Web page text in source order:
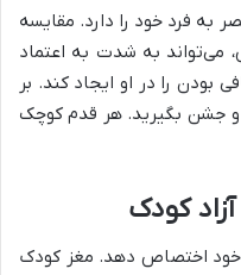
به فرد خود را دارد. مقایسه
می‌تواند به شدت به اعتماد
را در او ایجاد کند. بر
و جشن بگیرید. هر قدم کوچک
کودک
خود اختصاص دهد. مغز کودک